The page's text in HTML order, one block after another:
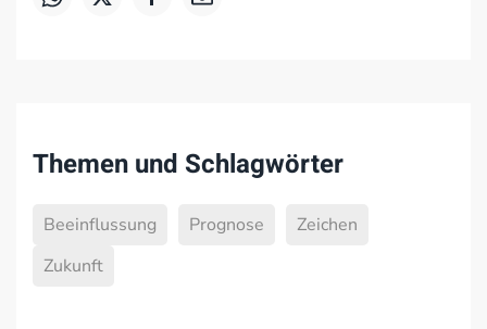
Themen und Schlagwörter
Beeinflussung Prognose
Zeichen
Zukunft